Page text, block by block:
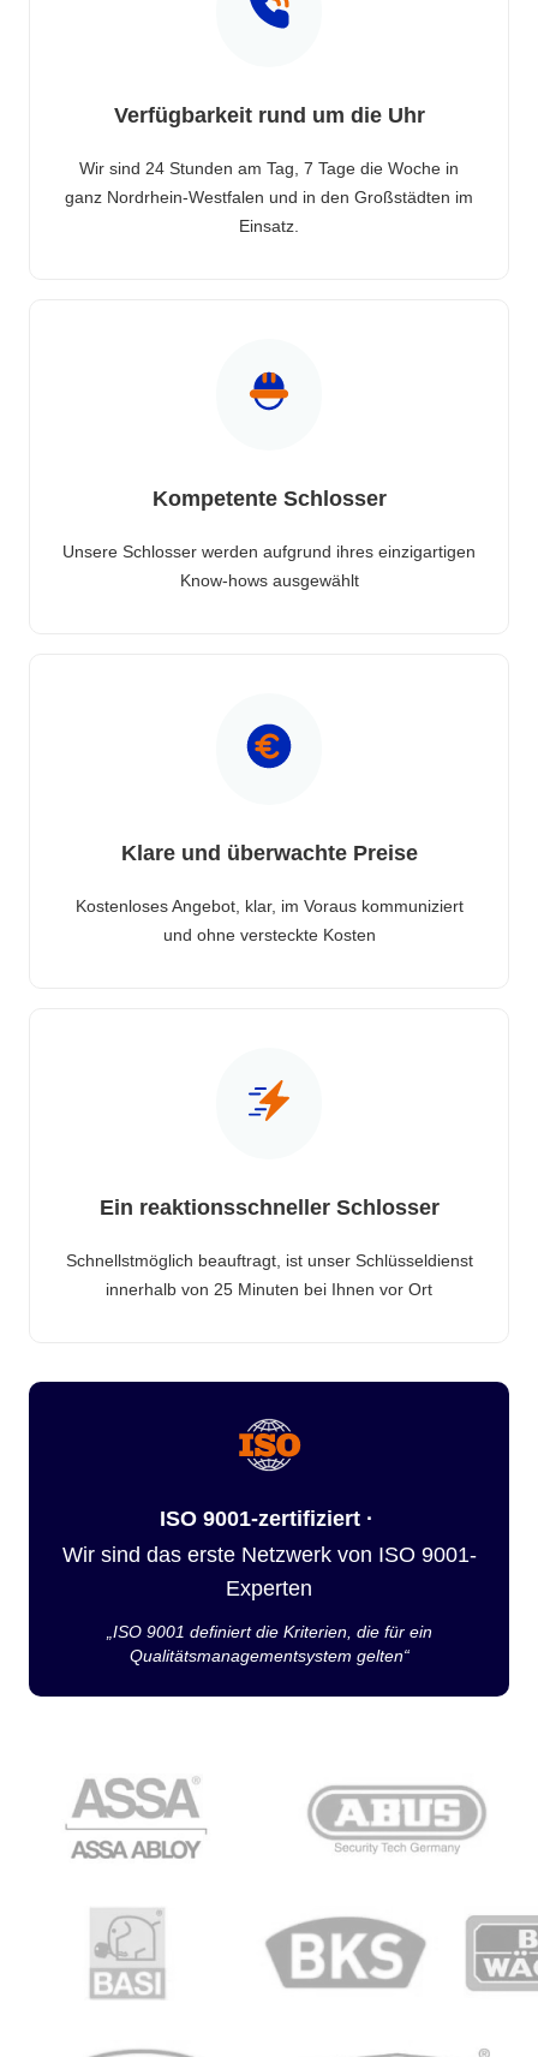
Verfügbarkeit rund um die Uhr
Wir sind 24 Stunden am Tag, 7 Tage die Woche in
ganz Nordrhein-Westfalen und in den Großstädten im
Einsatz.
Kompetente Schlosser
Unsere Schlosser werden aufgrund ihres einzigartigen
Know-hows ausgewählt
Klare und überwachte Preise
Kostenloses Angebot, klar, im Voraus kommuniziert
und ohne versteckte Kosten
Ein reaktionsschneller Schlosser
Schnellstmöglich beauftragt, ist unser Schlüsseldienst
innerhalb von 25 Minuten bei Ihnen vor Ort
ISO 9001-zertifiziert ·
Wir sind das erste Netzwerk von ISO 9001-
Experten
„ISO 9001 definiert die Kriterien, die für ein
Qualitätsmanagementsystem gelten“